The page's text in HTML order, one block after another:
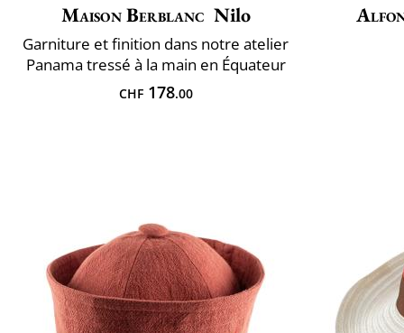
Maison Berblanc Nilo
Garniture et finition dans notre atelier
Panama tressé à la main en Équateur
CHF178.00